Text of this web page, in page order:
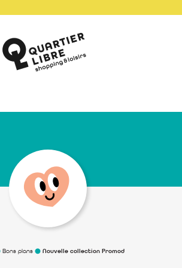
Bons plans Nouvelle collection Promod